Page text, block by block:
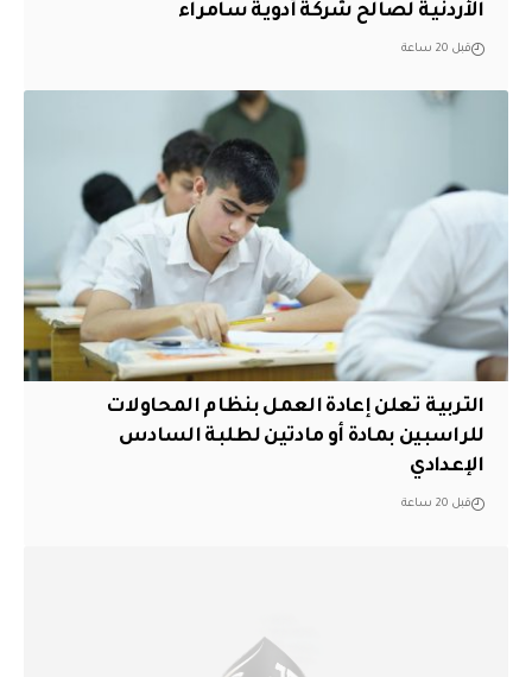
الأردنية لصالح شركة أدوية سامراء
قبل 20 ساعة
التربية تعلن إعادة العمل بنظام المحاولات
للراسبين بمادة أو مادتين لطلبة السادس
الإعدادي
قبل 20 ساعة